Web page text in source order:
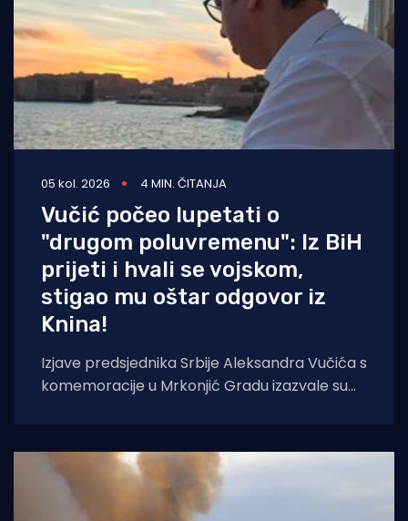
05 kol. 2026 4 MIN. ČITANJA
Vučić počeo lupetati o
"drugom poluvremenu": Iz BiH
prijeti i hvali se vojskom,
stigao mu oštar odgovor iz
Knina!
Izjave predsjednika Srbije Aleksandra Vučića s
komemoracije u Mrkonjić Gradu izazvale su